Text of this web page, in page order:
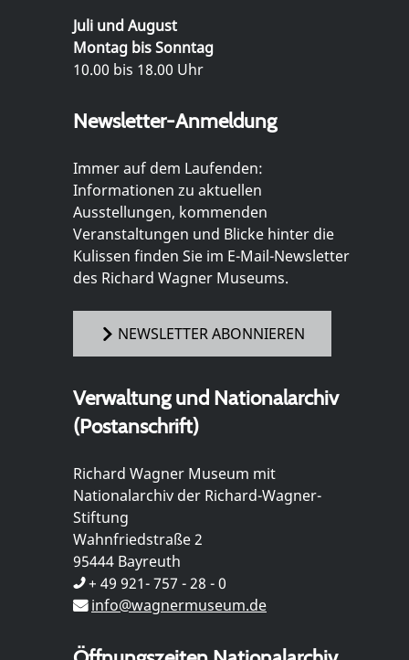
Juli und August
Montag bis Sonntag
10.00 bis 18.00 Uhr
Newsletter-Anmeldung
Immer auf dem Laufenden:
Informationen zu aktuellen
Ausstellungen, kommenden
Veranstaltungen und Blicke hinter die
Kulissen finden Sie im E-Mail-Newsletter
des Richard Wagner Museums.
NEWSLETTER ABONNIEREN
Verwaltung und Nationalarchiv
(Postanschrift)
Richard Wagner Museum mit
Nationalarchiv der Richard-Wagner-
Stiftung
Wahnfriedstraße 2
95444 Bayreuth
+ 49 921- 757 - 28 - 0
info@wagnermuseum.de